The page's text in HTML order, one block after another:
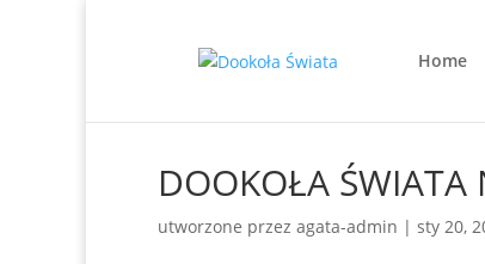
Home
DOOKOŁA
utworzone przez agata-admin | sty 20,